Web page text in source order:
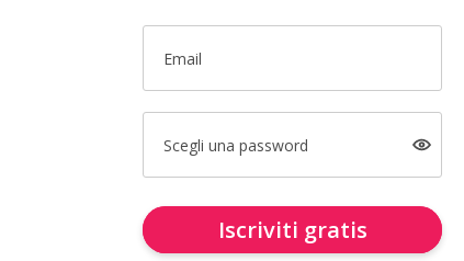
Email
Scegli una password
Iscriviti gratis